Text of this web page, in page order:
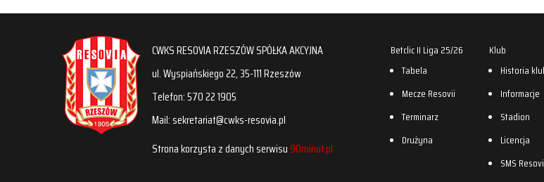
CWKS RESOVIA RZESZÓW SPÓŁKA AKCYJNA
ul. Wyspiańskiego 22, 35-111 Rzeszów
Telefon: 570 22 1905
Mail: sekretariat@cwks-resovia.pl
Strona korzysta z danych serwisu90minut.pl
Betclic II Liga 25/26
Tabela
Mecze Resovii
Terminarz
Drużyna
Klub
Historia
Informacje
Stadion
Licencja
SMS